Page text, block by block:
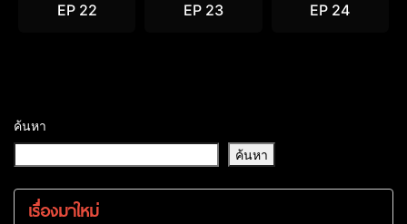
EP 22 EP 23 EP 24
ค้นหา
ค้นหา
เรื่องมาใหม่